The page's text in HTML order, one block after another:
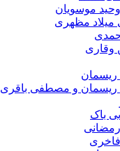
موسویان
مظهری
وقاری
ریسمان
ریسمان و مصطفی باقری
باک